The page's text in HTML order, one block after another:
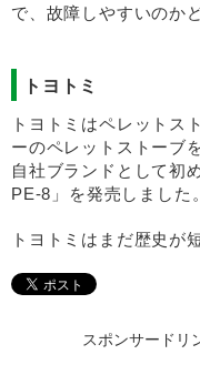
で、故障しやすいのか
トヨトミ
トヨトミはペレットス
ーのペレットストーブ
自社ブランドとして初
PE-8」を発売しました。
トヨトミはまだ歴史が
スポンサードリ